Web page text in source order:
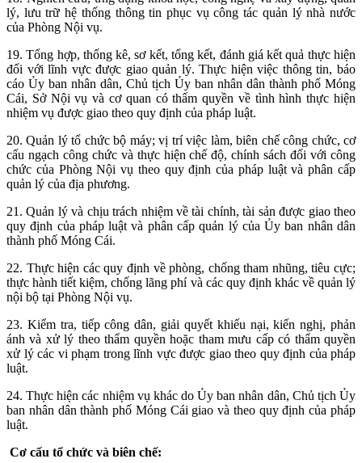
lý, lưu trữ hệ thống thông tin phục vụ công tác quản lý nhà nước
của Phòng Nội vụ.
19. Tổng hợp, thống kê, sơ kết, tổng kết, đánh giá kết quả thực hiện
đối với lĩnh vực được giao quản lý. Thực hiện việc thông tin, báo
cáo Ủy ban nhân dân, Chủ tịch Ủy ban nhân dân thành phố Móng
Cái, Sở Nội vụ và cơ quan có thẩm quyền về tình hình thực hiện
nhiệm vụ được giao theo quy định của pháp luật.
20. Quản lý tổ chức bộ máy; vị trí việc làm, biên chế công chức, cơ
cấu ngạch công chức và thực hiện chế độ, chính sách đối với công
chức của Phòng Nội vụ theo quy định của pháp luật và phân cấp
quản lý của địa phương.
21. Quản lý và chịu trách nhiệm về tài chính, tài sản được giao theo
quy định của pháp luật và phân cấp quản lý của Ủy ban nhân dân
thành phố Móng Cái.
22. Thực hiện các quy định về phòng, chống tham nhũng, tiêu cực;
thực hành tiết kiệm, chống lãng phí và các quy định khác về quản lý
nội bộ tại Phòng Nội vụ.
23. Kiểm tra, tiếp công dân, giải quyết khiếu nại, kiến nghị, phản
ánh và xử lý theo thẩm quyền hoặc tham mưu cấp có thẩm quyền
xử lý các vi phạm trong lĩnh vực được giao theo quy định của pháp
luật.
24. Thực hiện các nhiệm vụ khác do Ủy ban nhân dân, Chủ tịch Ủy
ban nhân dân thành phố Móng Cái giao và theo quy định của pháp
luật.
Cơ cấu tổ chức và biên chế: